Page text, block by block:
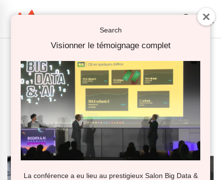
Cartes Bancaires : lutter contre la
fraude avec KNIME
novembre 08, 2023inTémoignages clients
Search
Visionner le témoignage complet
La conférence a eu lieu au prestigieux Salon Big Data &